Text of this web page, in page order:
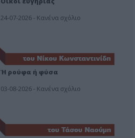
24-07-2026 - Κανένα σχόλιο
Ή ρούφα ή φύσα
03-08-2026 - Κανένα σχόλιο